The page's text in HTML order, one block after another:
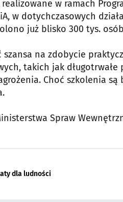
w ramach
w dotychczasowych
już blisko 300 tys.
na zdobycie
takich jak
Choć szkolenia są
Spraw
dla ludności